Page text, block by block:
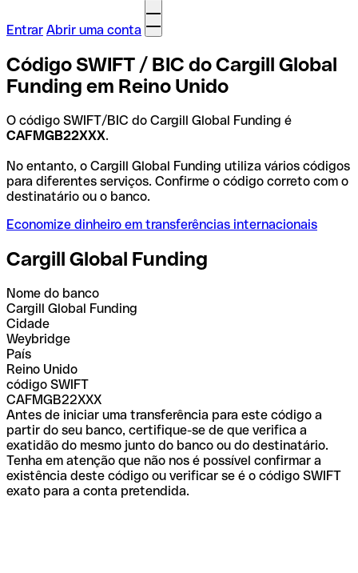
Entrar Abrir uma conta
Código SWIFT / BIC do Cargill Global
Funding em Reino Unido
O código SWIFT/BIC do Cargill Global Funding é
CAFMGB22XXX.
No entanto, o Cargill Global Funding utiliza vários códigos
para diferentes serviços. Confirme o código correto com o
destinatário ou o banco.
Economize dinheiro em transferências internacionais
Cargill Global Funding
Nome do banco
Cargill Global Funding
Cidade
Weybridge
País
Reino Unido
código SWIFT
CAFMGB22XXX
Antes de iniciar uma transferência para este código a
partir do seu banco, certifique-se de que verifica a
exatidão do mesmo junto do banco ou do destinatário.
Tenha em atenção que não nos é possível confirmar a
existência deste código ou verificar se é o código SWIFT
exato para a conta pretendida.